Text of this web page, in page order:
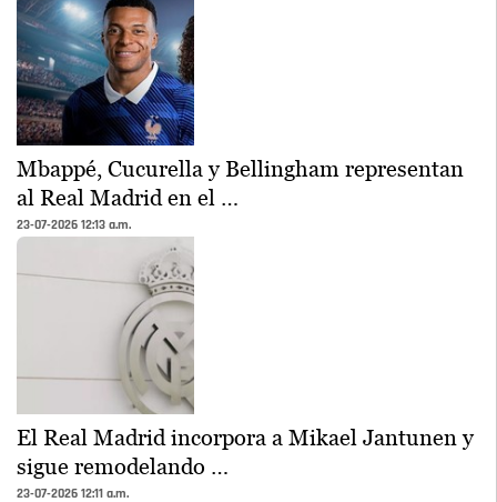
Mbappé, Cucurella y Bellingham representan
al Real Madrid en el …
23-07-2026 12:13 a.m.
El Real Madrid incorpora a Mikael Jantunen y
sigue remodelando …
23-07-2026 12:11 a.m.